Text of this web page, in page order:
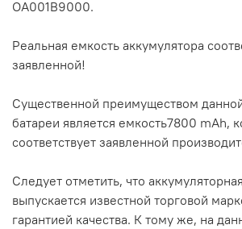
OA001B9000.
Реальная емкость аккумулятора
заявленной!
Существенной преимуществом
батареи является емкость7800 mAh,
соответствует заявленной
Следует отметить, что
выпускается известной торговой
гарантией качества. К тому же, на